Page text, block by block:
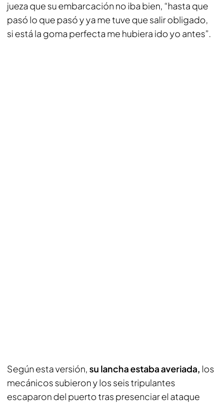
jueza que su embarcación no iba bien, “hasta que
pasó lo que pasó y ya me tuve que salir obligado,
si está la goma perfecta me hubiera ido yo antes”.
Según esta versión, su lancha estaba averiada, los
mecánicos subieron y los seis tripulantes
escaparon del puerto tras presenciar el ataque